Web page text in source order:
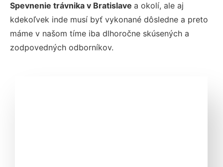
Spevnenie trávnika v Bratislave a okolí, ale aj
kdekoľvek inde musí byť vykonané dôsledne a preto
máme v našom tíme iba dlhoročne skúsených a
zodpovedných odborníkov.